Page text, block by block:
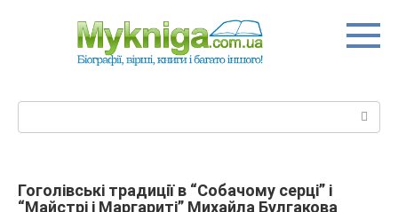
Гоголівські традиції в “Собачому серці” і
“Майстрі і Маргариті” Михайла Булгакова